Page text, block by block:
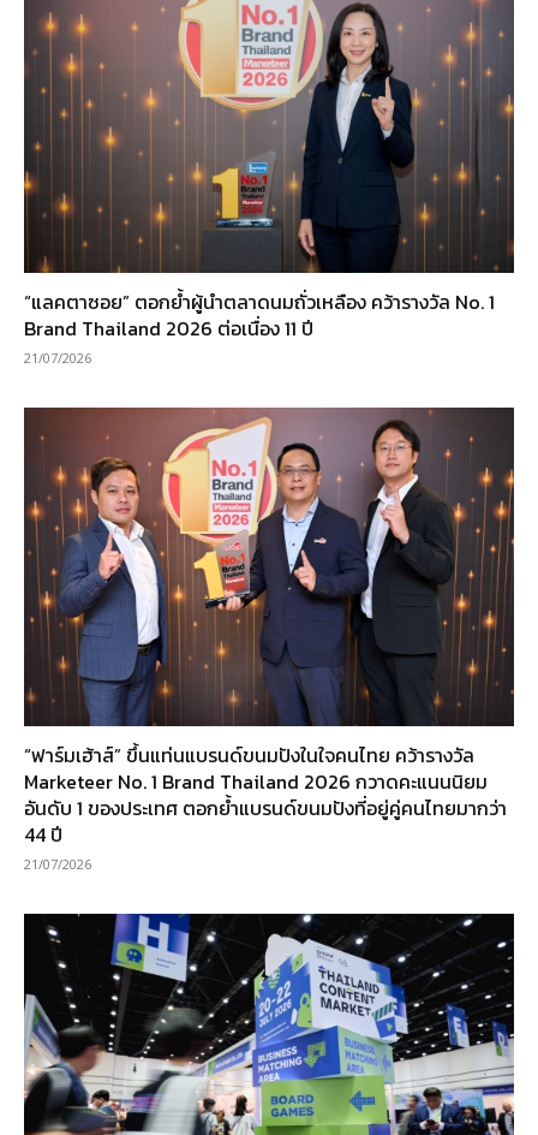
“แลคตาซอย” ตอกย้ำผู้นำตลาดนมถั่วเหลือง คว้ารางวัล No. 1
Brand Thailand 2026 ต่อเนื่อง 11 ปี
21/07/2026
“ฟาร์มเฮ้าส์” ขึ้นแท่นแบรนด์ขนมปังในใจคนไทย คว้ารางวัล
Marketeer No. 1 Brand Thailand 2026 กวาดคะแนนนิยม
อันดับ 1 ของประเทศ ตอกย้ำแบรนด์ขนมปังที่อยู่คู่คนไทยมากว่า
44 ปี
21/07/2026